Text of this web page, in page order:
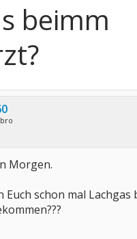
beimm
Morgen.
Euch schon mal Lachgas